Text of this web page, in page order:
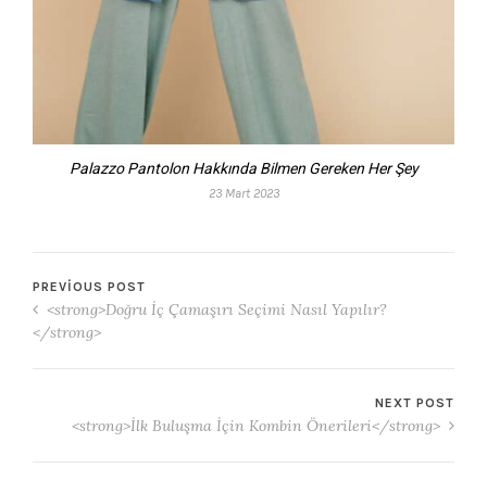
Palazzo Pantolon Hakkında Bilmen Gereken Her Şey
23 Mart 2023
PREVIOUS POST
<strong>Doğru İç Çamaşırı Seçimi Nasıl Yapılır?
</strong>
NEXT POST
<strong>İlk Buluşma İçin Kombin Önerileri</strong>